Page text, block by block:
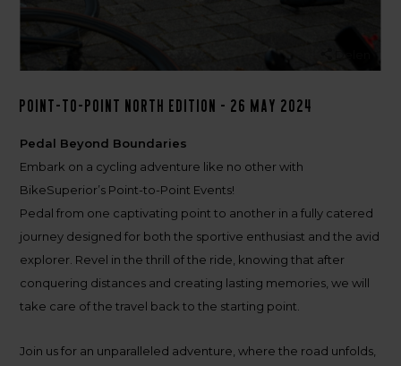
Point-to-Point North Edition - 26 may 2024
Pedal Beyond Boundaries
Embark on a cycling adventure like no other with
BikeSuperior’s Point-to-Point Events!
Pedal from one captivating point to another in a fully catered
journey designed for both the sportive enthusiast and the avid
explorer. Revel in the thrill of the ride, knowing that after
conquering distances and creating lasting memories, we will
take care of the travel back to the starting point.
Join us for an unparalleled adventure, where the road unfolds,